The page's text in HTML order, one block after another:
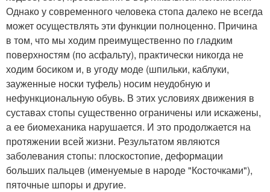
Однако у современного человека стопа далеко не всегда
может осуществлять эти функции полноценно. Причина
в том, что мы ходим преимущественно по гладким
поверхностям (по асфальту), практически никогда не
ходим босиком и, в угоду моде (шпильки, каблуки,
зауженные носки туфель) носим неудобную и
нефункциональную обувь. В этих условиях движения в
суставах стопы существенно ограничены или искажены,
а ее биомеханика нарушается. И это продолжается на
протяжении всей жизни. Результатом являются
заболевания стопы: плоскостопие, деформации
больших пальцев (именуемые в народе "Косточками"),
пяточные шпоры и другие.